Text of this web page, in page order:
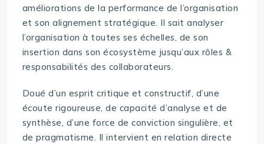
améliorations de la performance de l’organisation
et son alignement stratégique. Il sait analyser
l’organisation à toutes ses échelles, de son
insertion dans son écosystème jusqu’aux rôles &
responsabilités des collaborateurs.
Doué d’un esprit critique et constructif, d’une
écoute rigoureuse, de capacité d’analyse et de
synthèse, d’une force de conviction singulière, et
de pragmatisme. Il intervient en relation directe